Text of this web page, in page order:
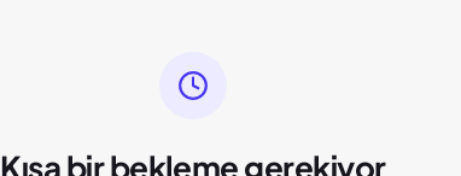
Kısa bir bekleme gerekiyor